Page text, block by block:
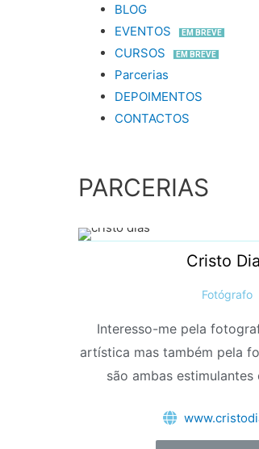
BLOG
EVENTOS
EM BREVE
CURSOS EM BREVE
Parcerias
DEPOIMENTOS
CONTACTOS
PARCERIAS
Cristo
Fotógrafo
Interesso-me pela
artística ​mas também pela
são ambas estimulantes